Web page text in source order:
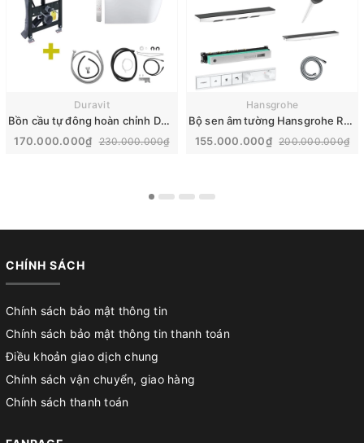
Duravit
Bồn cầu tự đông hoàn chỉnh Duravit SensoWash® Starck f Plus | 650000012004320
170.000.000₫ 230.000.000₫
Hansgrohe
Bộ sen âm tường Hansgrohe Rainfinity nhập khẩu Đức | 26230700
155.000.000₫ 200.000.000₫
CHÍNH SÁCH
Chính sách bảo mật thông tin
Chính sách bảo mật thông tin thanh toán
Điều khoản giao dịch chung
Chính sách vận chuyển, giao hàng
Chính sách thanh toán